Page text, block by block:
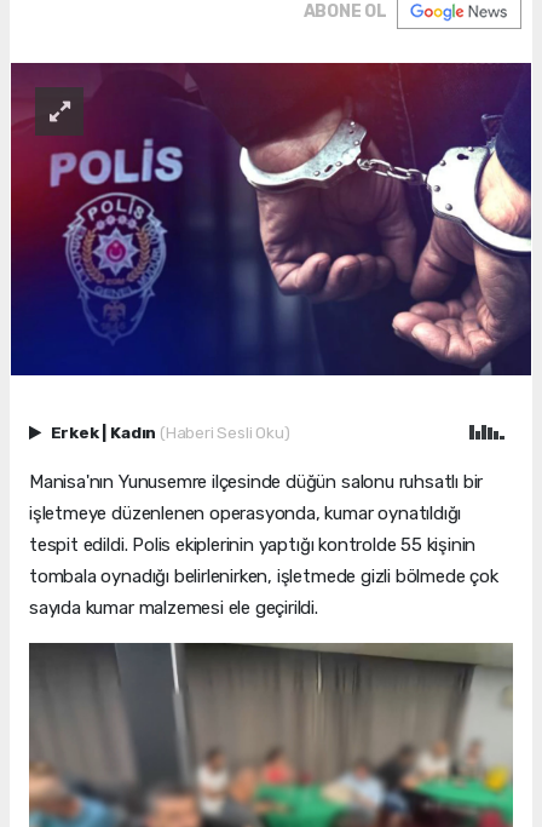
ABONE OL
Erkek Kadın (Haberi Sesli Oku)
Manisa'nın Yunusemre ilçesinde düğün salonu ruhsatlı bir
işletmeye düzenlenen operasyonda, kumar oynatıldığı
tespit edildi. Polis ekiplerinin yaptığı kontrolde 55 kişinin
tombala oynadığı belirlenirken, işletmede gizli bölmede çok
sayıda kumar malzemesi ele geçirildi.